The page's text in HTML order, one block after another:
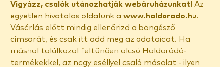
Vigyázz, csalók utánozhatják webáruházunkat! Az
egyetlen hivatalos oldalunk a www.haldorado.hu.
Vásárlás előtt mindig ellenőrizd a böngésző
címsorát, és csak itt add meg az adataidat. Ha
máshol találkozol feltűnően olcsó Haldorádó-
termékekkel, az nagy eséllyel csaló másolat - ilyen